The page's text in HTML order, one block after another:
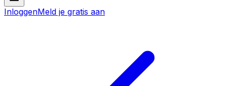
InloggenMeld je gratis aan